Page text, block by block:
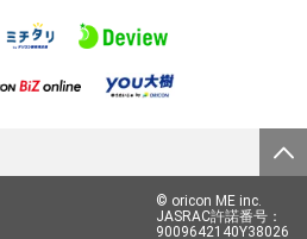
© oricon ME inc.
JASRAC許諾番号：
9009642140Y38026